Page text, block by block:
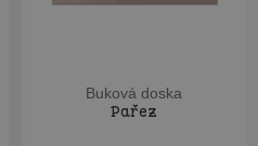
Buková doska
Pařez